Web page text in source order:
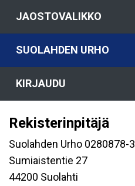
JAOSTOVALIKKO
SUOLAHDEN URHO
KIRJAUDU
Rekisterinpitäjä
Suolahden Urho 0280878-3
Sumiaistentie 27
44200 Suolahti